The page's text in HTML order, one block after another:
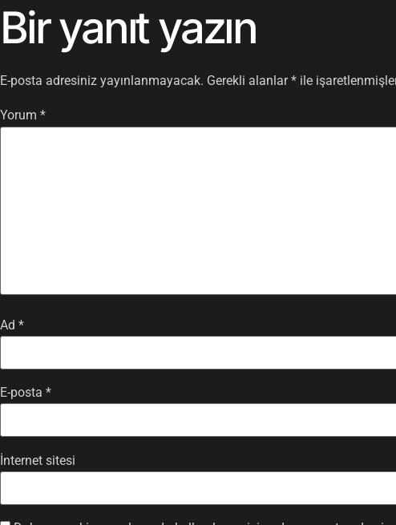
Bir yanıt yazın
E-posta adresiniz yayınlanmayacak. Gerekli alanlar* ile
Yorum *
Ad *
E-posta *
İnternet sitesi